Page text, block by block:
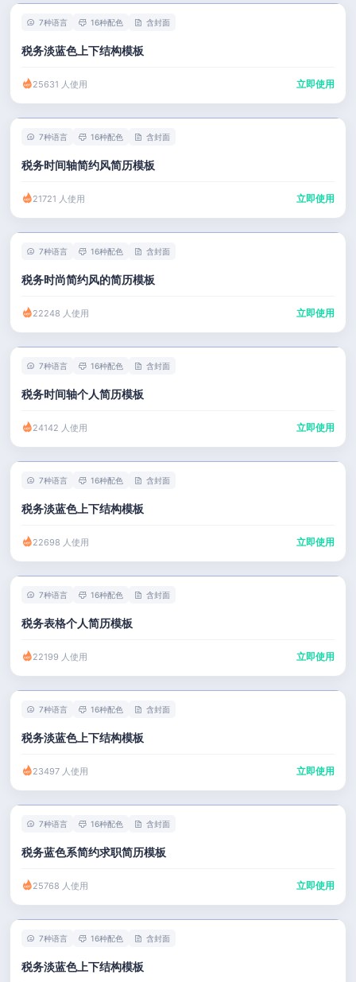
7种语言 16种配色 含封面
税务淡蓝色上下结构模板
25631 人使用 立即使用
7种语言 16种配色 含封面
税务时间轴简约风简历模板
21721 人使用 立即使用
7种语言 16种配色 含封面
税务时尚简约风的简历模板
22248 人使用 立即使用
7种语言 16种配色 含封面
税务时间轴个人简历模板
24142 人使用 立即使用
7种语言 16种配色 含封面
税务淡蓝色上下结构模板
22698 人使用 立即使用
7种语言 16种配色 含封面
税务表格个人简历模板
22199 人使用 立即使用
7种语言 16种配色 含封面
税务淡蓝色上下结构模板
23497 人使用 立即使用
7种语言 16种配色 含封面
税务蓝色系简约求职简历模板
25768 人使用 立即使用
7种语言 16种配色 含封面
税务淡蓝色上下结构模板